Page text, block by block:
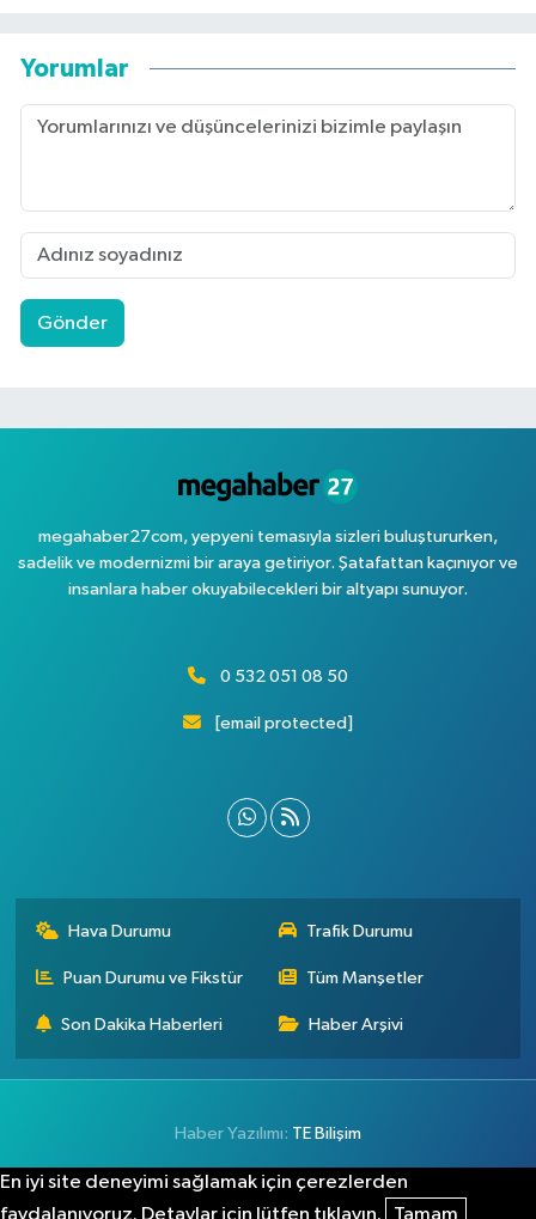
Yorumlar
Gönder
megahaber27com, yepyeni temasıyla sizleri buluştururken,
sadelik ve modernizmi bir araya getiriyor. Şatafattan kaçınıyor ve
insanlara haber okuyabilecekleri bir altyapı sunuyor.
0 532 051 08 50
[email protected]
Hava Durumu Trafik Durumu
Puan Durumu ve Fikstür Tüm Manşetler
Son Dakika Haberleri Haber Arşivi
Haber Yazılımı: TE Bilişim
En iyi site deneyimi sağlamak için çerezlerden
faydalanıyoruz. Detaylar için lütfen tıklayın.
Tamam